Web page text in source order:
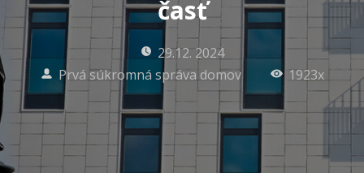
časť
29.12. 2024
Prvá súkromná správa domov
1923x